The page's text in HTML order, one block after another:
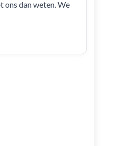
ons dan weten. We